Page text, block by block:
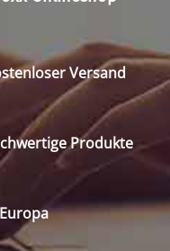
Versand
Produkte